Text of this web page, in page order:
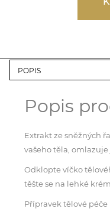
POPIS
Popis
Extrakt ze sněžných
vašeho těla, omlazuje
Odklopte víčko
těšte se na lehké
Přípravek tělové péče